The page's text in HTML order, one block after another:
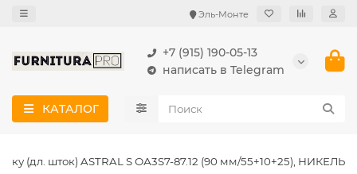
Эль-Монте
+7 (915) 190-05-13
написать в Telegram
КАТАЛОГ
(дл. шток) ASTRAL S ОА3S7-87.12 (90 мм/55+10+25), НИКЕЛЬ